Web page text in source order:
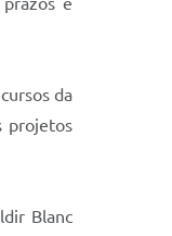
da
projetos
Blanc